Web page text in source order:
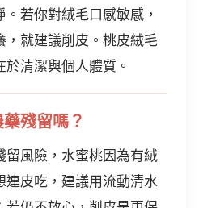
若你對絨毛口感敏感，
，就建議削皮。桃皮絨毛
清潔與個人體質。
殘留嗎？
留風險，水蜜桃因為有絨
連皮吃，建議用流動清水